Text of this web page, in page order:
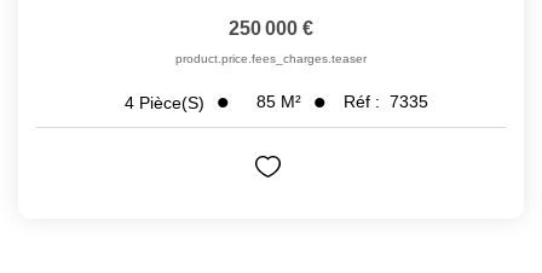
250 000 €
product.price.fees_charges.teaser
4 Pièce(s) 85 M² Réf : 7335